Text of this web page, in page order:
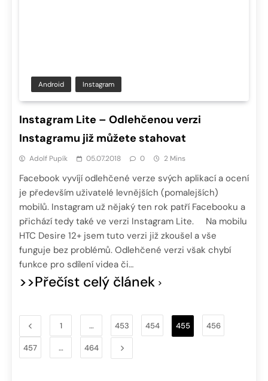
Android Instagram
Instagram Lite – Odlehčenou verzi
Instagramu již můžete stahovat
Adolf Pupík 05.07.2018 0 2 Mins
Facebook vyvíjí odlehčené verze svých aplikací a ocení
je především uživatelé levnějších (pomalejších)
mobilů. Instagram už nějaký ten rok patří Facebooku a
přichází tedy také ve verzi Instagram Lite. Na mobilu
HTC Desire 12+ jsem tuto verzi již zkoušel a vše
funguje bez problémů. Odlehčené verzi však chybí
funkce pro sdílení videa či…
>>Přečíst celý článek
1 … 453 454 455 456
457 … 464